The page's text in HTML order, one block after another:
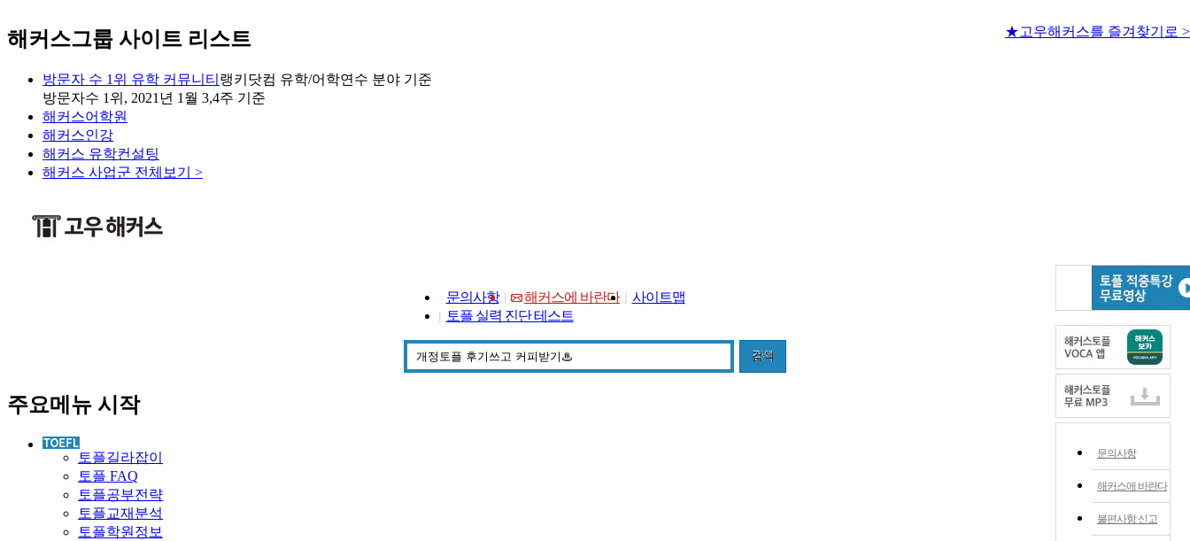
해커스그룹 사이트 리스트
방문자 수 1위 유학 커뮤니티 랭키닷컴 유학/어학연수 분야 기준
방문자수 1위, 2021년 1월 3,4주 기준
해커스어학원
해커스인강
해커스 유학컨설팅
해커스 사업군 전체보기 >
문의사항 해커스에 바란다
사이트맵
토플 실력 진단 테스트
★고우해커스를 즐겨찾기로 >
검색
주요메뉴 시작
토플길라잡이
토플 FAQ
토플공부전략
토플교재분석
토플학원정보
문의사항
해커스에 바란다
불편사항 신고